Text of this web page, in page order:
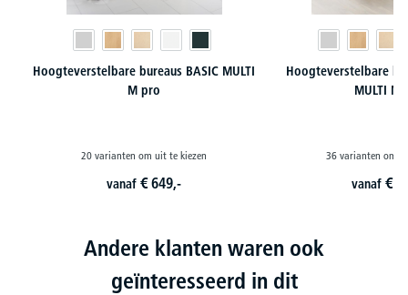
Hoogteverstelbare bureaus BASIC MULTI
M pro
20 varianten om uit te kiezen
vanaf€ 649,-
Hoogteverstelbare
MULTI M
36 varianten om
vanaf€
Andere klanten waren ook
geïnteresseerd in dit